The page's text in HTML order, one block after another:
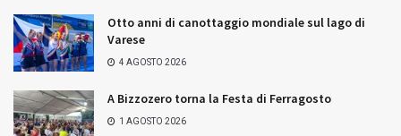
Otto anni di canottaggio mondiale sul lago di
Varese
4 AGOSTO 2026
A Bizzozero torna la Festa di Ferragosto
1 AGOSTO 2026